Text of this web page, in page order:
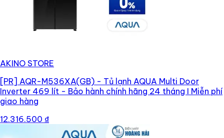
AKINO STORE
[PR] AQR-M536XA(GB) - Tủ lạnh AQUA Multi Door
Inverter 469 lít - Bảo hành chính hãng 24 tháng I Miễn phí
giao hàng
12.316.500 ₫